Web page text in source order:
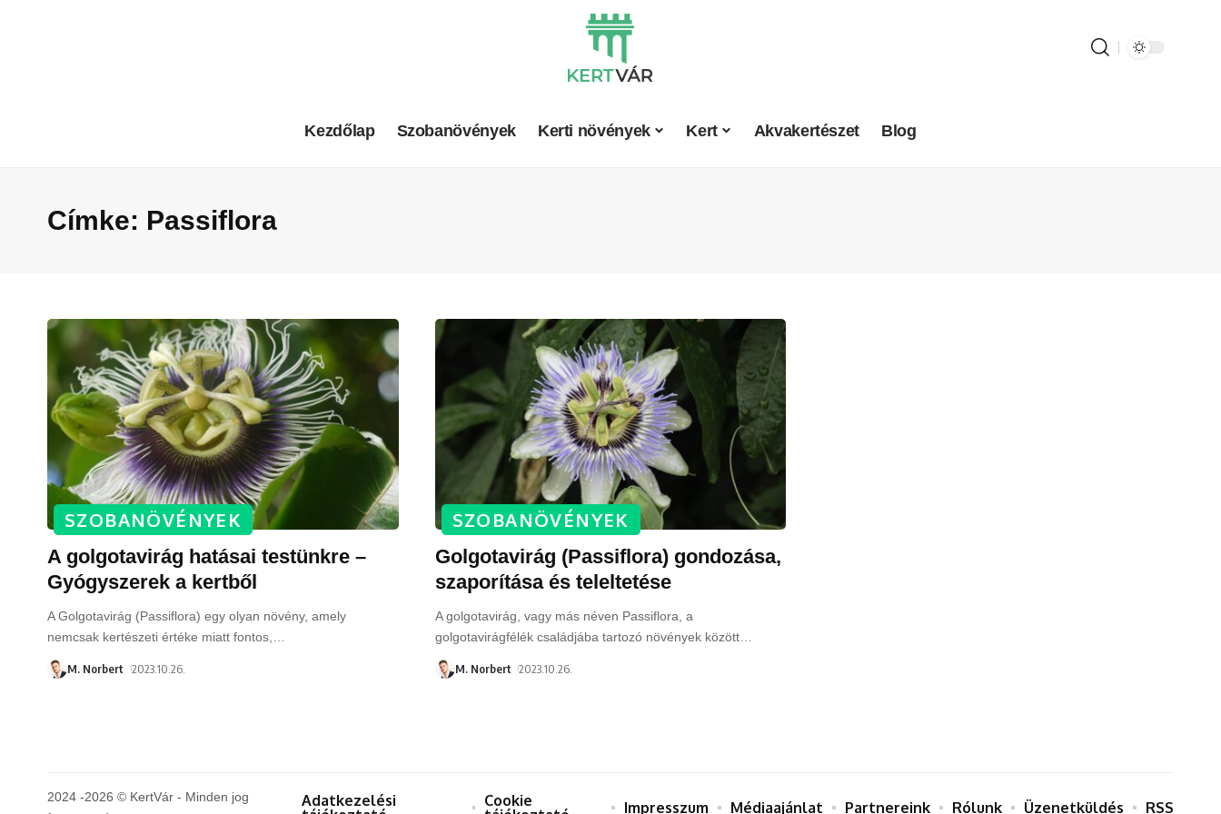
Kezdőlap Szobanövények Kerti növények Kert Akvakertészet Blog
Címke: Passiflora
SZOBANÖVÉNYEK
A golgotavirág hatásai testünkre –
Gyógyszerek a kertből
A Golgotavirág (Passiflora) egy olyan növény, amely
nemcsak kertészeti értéke miatt fontos,
M. Norbert 2023.10.26.
SZOBANÖVÉNYEK
Golgotavirág (Passiflora) gondozása,
szaporítása és teleltetése
A golgotavirág, vagy más néven Passiflora, a
golgotavirágfélék családjába tartozó növények között…
M. Norbert 2023.10.26.
2024 -2026 © KertVár - Minden jog
Adatkezelési
Cookie
Impresszum Médiaajánlat Partnereink Rólunk Üzenetküldés RSS